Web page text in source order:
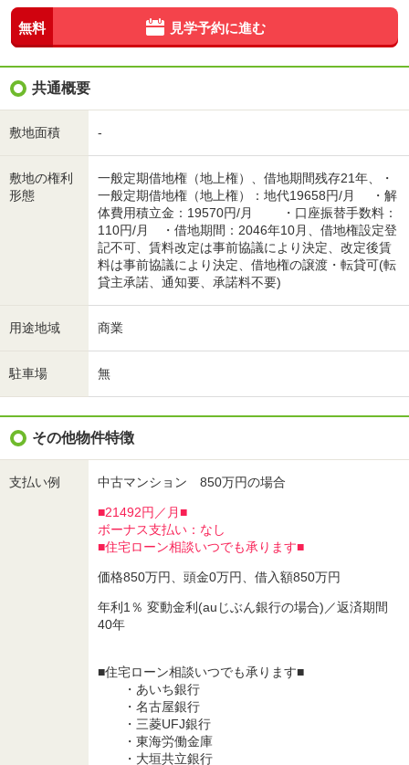
無料 見学予約に進む
共通概要
敷地面積 -
敷地の権利
形態
一般定期借地権（地上権）、借地期間残存21年、・
一般定期借地権（地上権）：地代19658円/月 ・解
体費用積立金：19570円/月 ・口座振替手数料：
110円/月 ・借地期間：2046年10月、借地権設定登
記不可、賃料改定は事前協議により決定、改定後賃
料は事前協議により決定、借地権の譲渡・転貸可(転
貸主承諾、通知要、承諾料不要)
用途地域 商業
駐車場 無
その他物件特徴
支払い例 中古マンション 850万円の場合
■21492円／月■
ボーナス支払い：なし
■住宅ローン相談いつでも承ります■
価格850万円、頭金0万円、借入額850万円
年利1％ 変動金利(auじぶん銀行の場合)／返済期間
40年
■住宅ローン相談いつでも承ります■
・あいち銀行
・名古屋銀行
・三菱UFJ銀行
・東海労働金庫
・大垣共立銀行